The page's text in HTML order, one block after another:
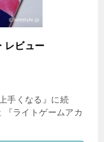
レビュー
手くなる』に続
『ライトゲームアカ